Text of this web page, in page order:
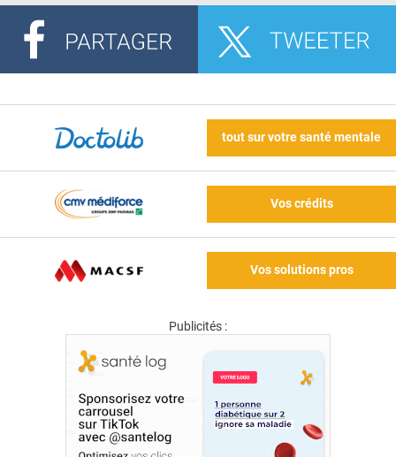
tout sur votre santé mentale
Vos crédits
Vos solutions pros
Publicités :